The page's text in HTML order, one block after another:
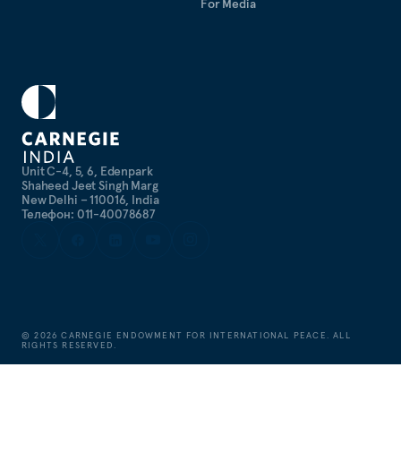
Unit C-4, 5, 6, Edenpark
Shaheed Jeet Singh Marg
New Delhi – 110016, India
Телефон: 011-40078687
For Media
©2026 CARNEGIE ENDOWMENT FOR INTERNATIONAL PEACE. ALL
RIGHTS RESERVED.